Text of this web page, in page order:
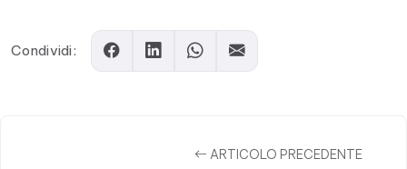
Condividi:
ARTICOLO PRECEDENTE